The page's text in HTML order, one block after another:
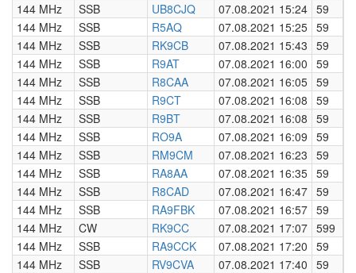
144 MHz
SSB UB8CJQ 07.08.2021 15:24 59
144 MHz
SSB R5AQ 07.08.2021 15:25 59
144 MHz
SSB RK9CB 07.08.2021 15:43 59
144 MHz
SSB R9AT 07.08.2021 16:00 59
144 MHz
SSB R8CAA 07.08.2021 16:05 59
144 MHz
SSB R9CT 07.08.2021 16:08 59
144 MHz
SSB R9BT 07.08.2021 16:08 59
144 MHz
SSB RO9A 07.08.2021 16:09 59
144 MHz
SSB RM9CM 07.08.2021 16:23 59
144 MHz
SSB RA8AA 07.08.2021 16:35 59
144 MHz
SSB R8CAD 07.08.2021 16:47 59
144 MHz
SSB RA9FBK 07.08.2021 16:57 59
144 MHz
CW RK9CC 07.08.2021 17:07 599
144 MHz
SSB RA9CCK 07.08.2021 17:20 59
144 MHz
SSB RV9CVA 07.08.2021 17:40 59